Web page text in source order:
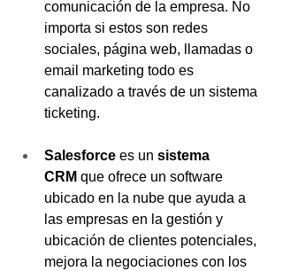
comunicación de la empresa. No
importa si estos son redes
sociales, página web, llamadas o
email marketing todo es
canalizado a través de un sistema
ticketing.
Salesforce es un sistema
CRM que ofrece un software
ubicado en la nube que ayuda a
las empresas en la gestión y
ubicación de clientes potenciales,
mejora la negociaciones con los